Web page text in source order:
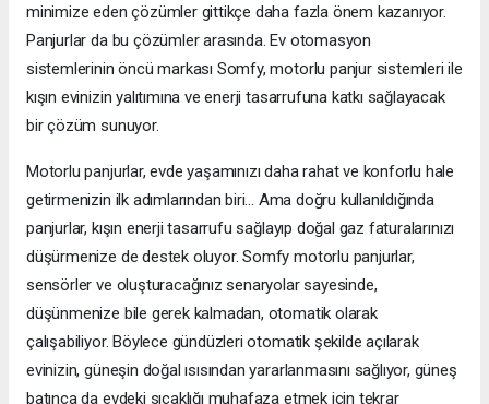
minimize eden çözümler gittikçe daha fazla önem kazanıyor.
Panjurlar da bu çözümler arasında. Ev otomasyon
sistemlerinin öncü markası Somfy, motorlu panjur sistemleri ile
kışın evinizin yalıtımına ve enerji tasarrufuna katkı sağlayacak
bir çözüm sunuyor.
Motorlu panjurlar, evde yaşamınızı daha rahat ve konforlu hale
getirmenizin ilk adımlarından biri... Ama doğru kullanıldığında
panjurlar, kışın enerji tasarrufu sağlayıp doğal gaz faturalarınızı
düşürmenize de destek oluyor. Somfy motorlu panjurlar,
sensörler ve oluşturacağınız senaryolar sayesinde,
düşünmenize bile gerek kalmadan, otomatik olarak
çalışabiliyor. Böylece gündüzleri otomatik şekilde açılarak
evinizin, güneşin doğal ısısından yararlanmasını sağlıyor, güneş
batınca da evdeki sıcaklığı muhafaza etmek için tekrar